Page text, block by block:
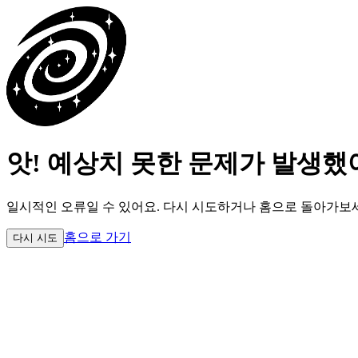
앗! 예상치 못한 문제가 발생했
일시적인 오류일 수 있어요. 다시 시도하거나 홈으로 돌아가보
다시 시도 홈으로 가기